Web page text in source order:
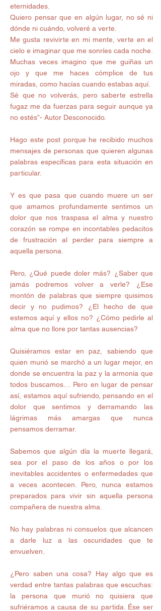
eternidades.
Quiero pensar que en algún lugar, no sé ni
dónde ni cuándo, volveré a verte.
Me gusta revivirte en mi mente, verte en el
cielo e imaginar que me sonríes cada noche.
Muchas veces imagino que me guiñas un
ojo y que me haces cómplice de tus
miradas, como hacías cuando estabas aquí.
Sé que no volverás, pero saberte estrella
fugaz me da fuerzas para seguir aunque ya
no estés”- Autor Desconocido.
Hago este post porque he recibido muchos
mensajes de personas que quieren algunas
palabras específicas para esta situación en
particular.
Y es que pasa que cuando muere un ser
que amamos profundamente sentimos un
dolor que nos traspasa el alma y nuestro
corazón se rompe en incontables pedacitos
de frustración al perder para siempre a
aquella persona.
Pero, ¿Qué puede doler más? ¿Saber que
jamás podremos volver a verle? ¿Ese
montón de palabras que siempre quisimos
decir y no pudimos? ¿El hecho de que
estemos aquí y ellos no? ¿Cómo pedirle al
alma que no llore por tantas ausencias?
Quisiéramos estar en paz, sabiendo que
quien murió se marchó a un lugar mejor, en
donde se encuentra la paz y la armonía que
todos buscamos… Pero en lugar de pensar
así, estamos aquí sufriendo, pensando en el
dolor que sentimos y derramando las
lágrimas más amargas que nunca
pensamos derramar.
Sabemos que algún día la muerte llegará,
sea por el paso de los años o por los
inevitables accidentes o enfermedades que
a veces acontecen. Pero, nunca estamos
preparados para vivir sin aquella persona
compañera de nuestra alma.
No hay palabras ni consuelos que alcancen
a darle luz a las oscuridades que te
envuelven.
¿Pero saben una cosa? Hay algo que es
verdad entre tantas palabras que escuchas:
la persona que murió no quisiera que
sufriéramos a causa de su partida. Ése ser